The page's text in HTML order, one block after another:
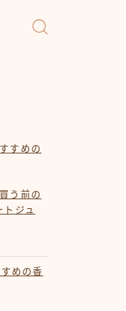
すめの
う前の
ジュ
めの香